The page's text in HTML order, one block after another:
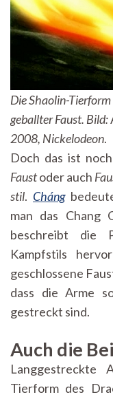
Die Shaolin-
geballter Faust. Bild:
2008, Nickelodeon.
Doch das ist
Faustoder auch
stil. Cháng
man das Chang
beschreibt die
Kampfstils
geschlossene
dass die Arme
gestreckt sind.
Auch die
Langgestreckte
Tierform des